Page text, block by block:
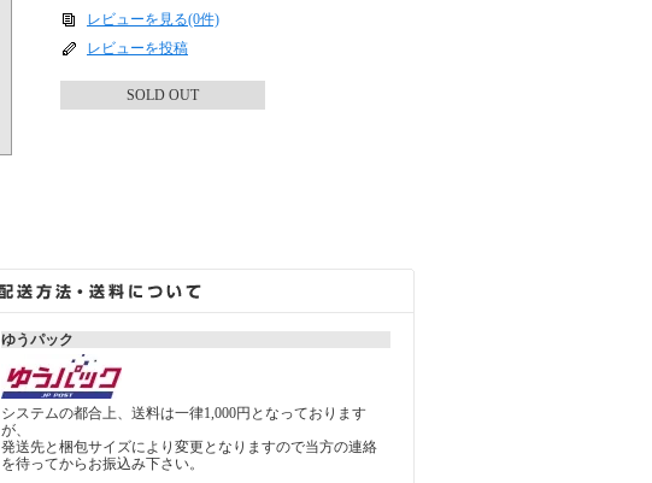
レビューを見る(0件)
レビューを投稿
SOLD OUT
ゆうパック
システムの都合上、送料は一律1,000円となっております
が、
発送先と梱包サイズにより変更となりますので当方の連絡
を待ってからお振込み下さい。